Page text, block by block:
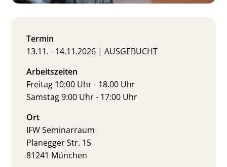
Termin
13.11. - 14.11.2026 | AUSGEBUCHT
Arbeitszeiten
Freitag 10:00 Uhr - 18.00 Uhr
Samstag 9:00 Uhr - 17:00 Uhr
Ort
IFW Seminarraum
Planegger Str. 15
81241 München